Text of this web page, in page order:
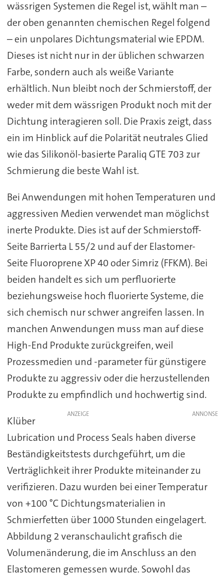
wässrigen Systemen die Regel ist, wählt man –
der oben genannten chemischen Regel folgend
– ein unpolares Dichtungsmaterial wie EPDM.
Dieses ist nicht nur in der üblichen schwarzen
Farbe, sondern auch als weiße Variante
erhältlich. Nun bleibt noch der Schmierstoff, der
weder mit dem wässrigen Produkt noch mit der
Dichtung interagieren soll. Die Praxis zeigt, dass
ein im Hinblick auf die Polarität neutrales Glied
wie das Silikonöl-basierte Paraliq GTE 703 zur
Schmierung die beste Wahl ist.
Bei Anwendungen mit hohen Temperaturen und
aggressiven Medien verwendet man möglichst
inerte Produkte. Dies ist auf der Schmierstoff-
Seite Barrierta L 55/2 und auf der Elastomer-
Seite Fluoroprene XP 40 oder Simriz (FFKM). Bei
beiden handelt es sich um perfluorierte
beziehungsweise hoch fluorierte Systeme, die
sich chemisch nur schwer angreifen lassen. In
manchen Anwendungen muss man auf diese
High-End Produkte zurückgreifen, weil
Prozessmedien und -parameter für günstigere
Produkte zu aggressiv oder die herzustellenden
Produkte zu empfindlich und hochwertig sind.
ANZEIGE
Klüber
Lubrication und Process Seals haben diverse
Beständigkeitstests durchgeführt, um die
Verträglichkeit ihrer Produkte miteinander zu
verifizieren. Dazu wurden bei einer Temperatur
von +100 °C Dichtungsmaterialien in
Schmierfetten über 1000 Stunden eingelagert.
Abbildung 2 veranschaulicht grafisch die
Volumenänderung, die im Anschluss an den
Elastomeren gemessen wurde. Sowohl das